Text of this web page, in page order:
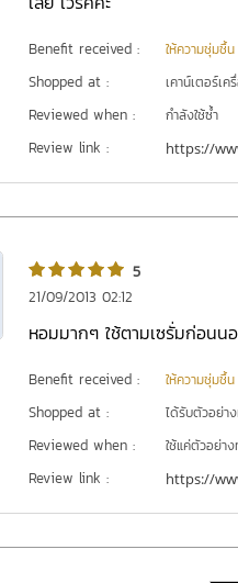
Benefit received : ให้ความชุ่มชื้น
Shopped at : เคาน์เตอร์เ
Reviewed when : กำลังใช้ซ้ำ
Review link : https://
5
21/09/2013 02:12
หอมมากๆ ใช้ตามเซรั่มก่อนน
Benefit received : ให้ความชุ่มชื้น
Shopped at : ได้รับตัวอย่า
Reviewed when : ใช้แค่ตัวอย่า
Review link : https://